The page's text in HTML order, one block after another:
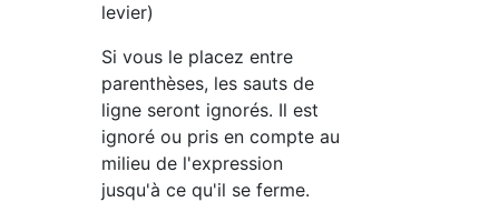
levier)
Si vous le placez entre
parenthèses, les sauts de
ligne seront ignorés. Il est
ignoré ou pris en compte au
milieu de l'expression
jusqu'à ce qu'il se ferme.